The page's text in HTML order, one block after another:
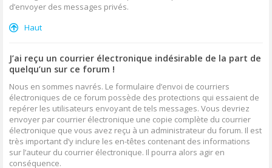
d’envoyer des messages privés.
Haut
J’ai reçu un courrier électronique indésirable de la part de
quelqu’un sur ce forum !
Nous en sommes navrés. Le formulaire d’envoi de courriers
électroniques de ce forum possède des protections qui essaient de
repérer les utilisateurs envoyant de tels messages. Vous devriez
envoyer par courrier électronique une copie complète du courrier
électronique que vous avez reçu à un administrateur du forum. Il est
très important d’y inclure les en-têtes contenant des informations
sur l’auteur du courrier électronique. Il pourra alors agir en
conséquence.